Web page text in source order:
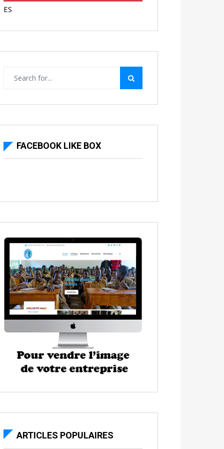
ES
FACEBOOK LIKE BOX
ARTICLES POPULAIRES